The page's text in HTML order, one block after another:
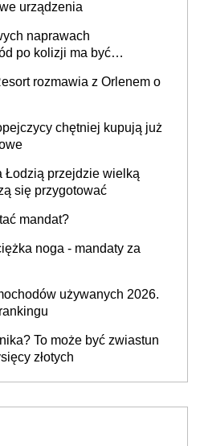
urządzenia
naprawach
po kolizji ma być
rozmawia z Orlenem o
chętniej kupują już
Łodzią przejdzie wielką
się przygotować
mandat?
noga - mandaty za
używanych 2026.
To może być zwiastun
złotych